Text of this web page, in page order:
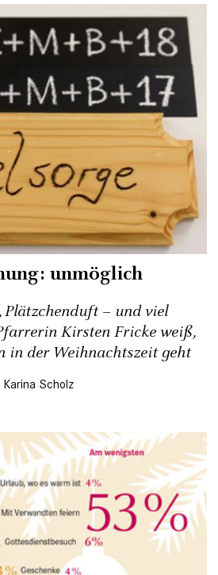
unmöglich
Plätzchenduft – und viel
Kirsten Fricke weiß,
in der Weihnachtszeit geht
Karina Scholz